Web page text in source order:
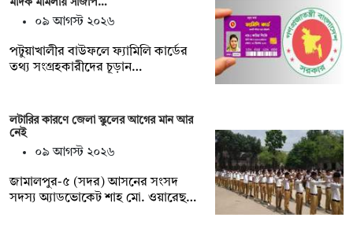
০৯ আগস্ট ২০২৬
পটুয়াখালীর বাউফলে ফ্যামিলি কার্ডের
তথ্য সংগ্রহকারীদের চূড়ান…
লটারির কারণে জেলা স্কুলের আগের মান আর
নেই
০৯ আগস্ট ২০২৬
জামালপুর-৫ (সদর) আসনের সংসদ
সদস্য অ্যাডভোকেট শাহ মো. ওয়ারেছ…